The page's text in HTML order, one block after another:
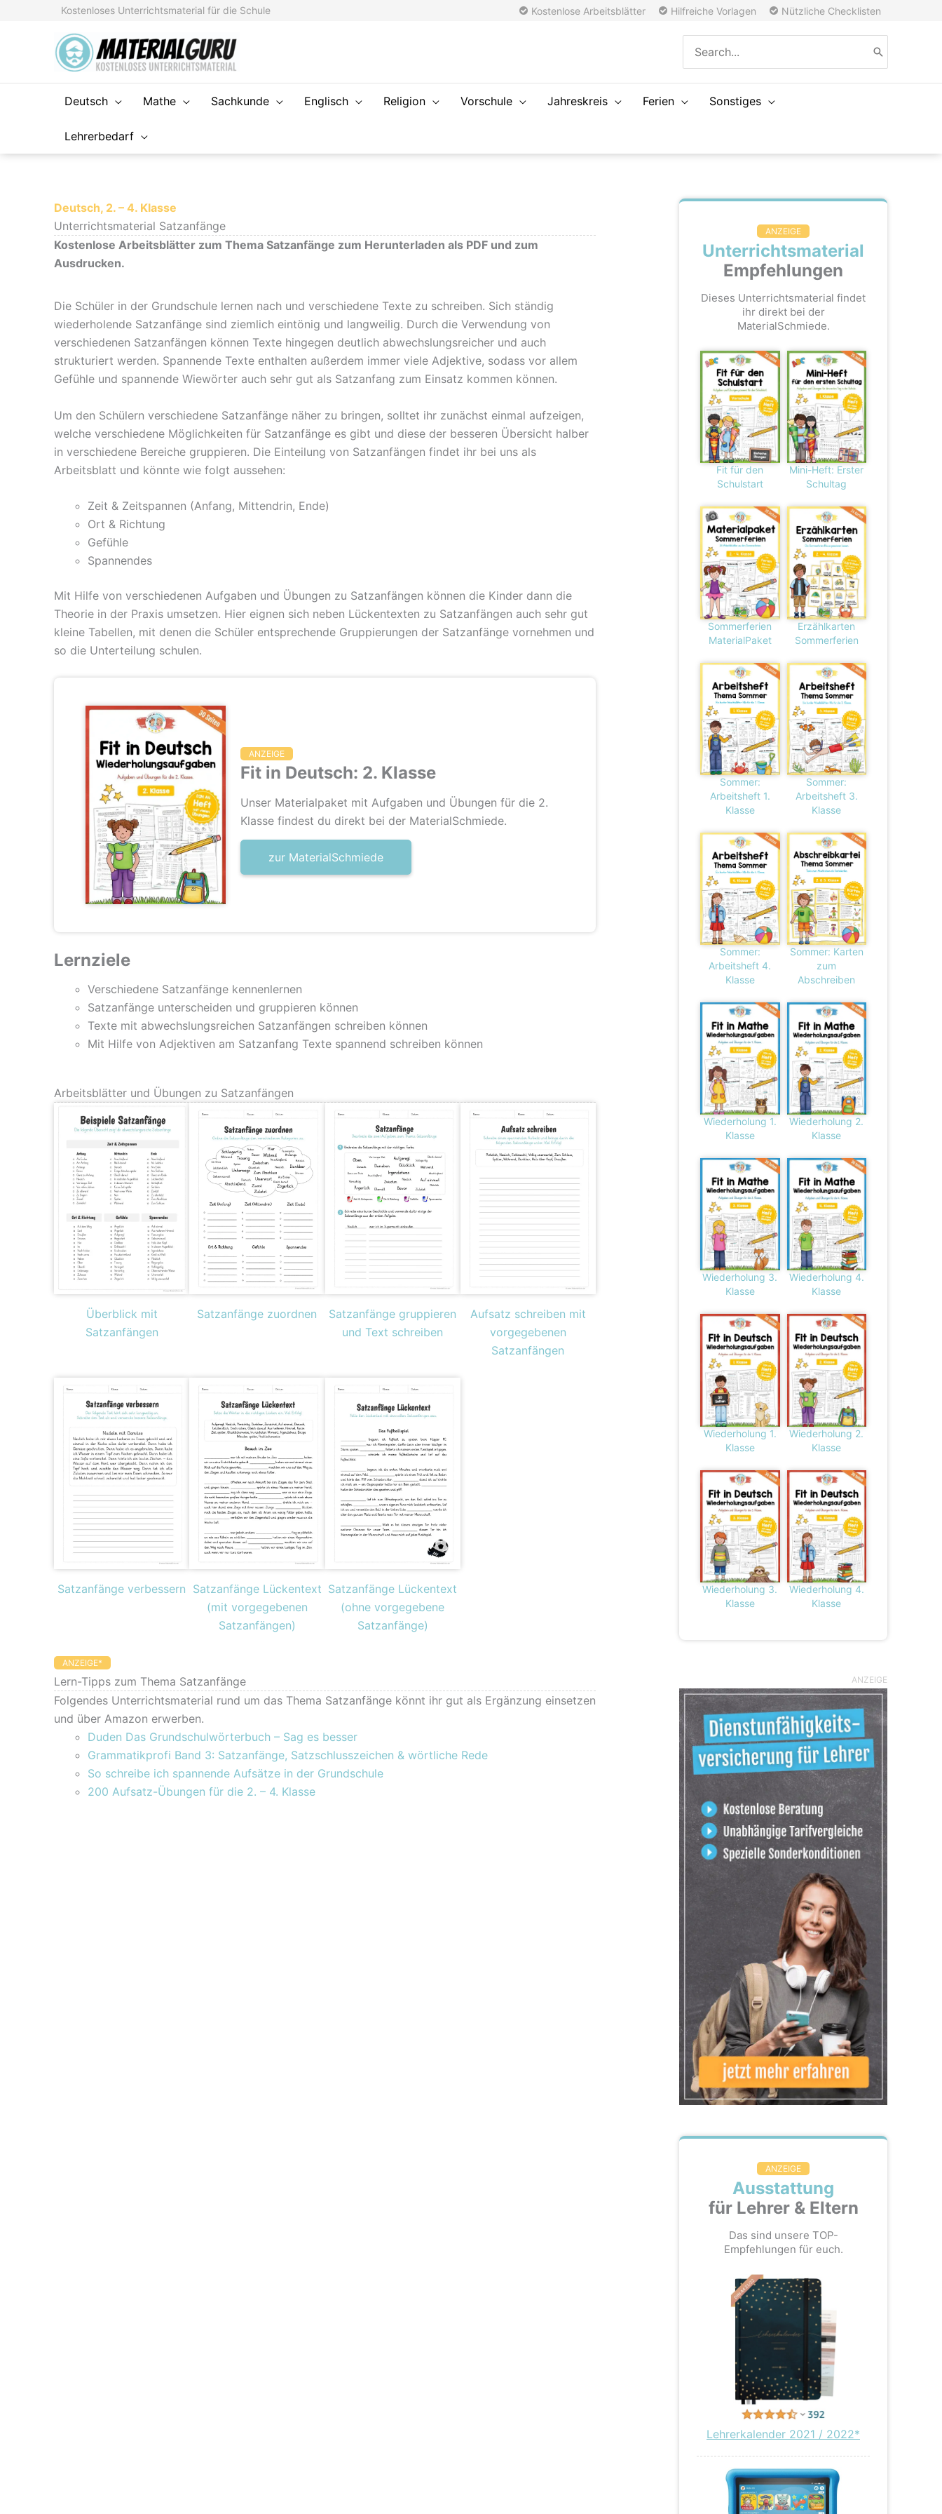
Kostenloses Unterrichtsmaterial für die Schule Kostenlose Arbeitsblätter Hilfreiche Vorlagen Nützliche Checklisten
for:
Deutsch Mathe Sachkunde Englisch Religion Vorschule Jahreskreis Ferien Sonstiges
Lehrerbedarf
Deutsch, 2. – 4. Klasse
Unterrichtsmaterial Satzanfänge
Kostenlose Arbeitsblätter zum Thema Satzanfänge zum Herunterladen als PDF und zum
Ausdrucken.
Die Schüler in der Grundschule lernen nach und verschiedene Texte zu schreiben. Sich ständig
wiederholende Satzanfänge sind ziemlich eintönig und langweilig. Durch die Verwendung von
verschiedenen Satzanfängen können Texte hingegen deutlich abwechslungsreicher und auch
strukturiert werden. Spannende Texte enthalten außerdem immer viele Adjektive, sodass vor allem
Gefühle und spannende Wiewörter auch sehr gut als Satzanfang zum Einsatz kommen können.
Um den Schülern verschiedene Satzanfänge näher zu bringen, solltet ihr zunächst einmal aufzeigen,
welche verschiedene Möglichkeiten für Satzanfänge es gibt und diese der besseren Übersicht halber
in verschiedene Bereiche gruppieren. Die Einteilung von Satzanfängen findet ihr bei uns als
Arbeitsblatt und könnte wie folgt aussehen:
Zeit & Zeitspannen (Anfang, Mittendrin, Ende)
Ort & Richtung
Gefühle
Spannendes
Mit Hilfe von verschiedenen Aufgaben und Übungen zu Satzanfängen können die Kinder dann die
Theorie in der Praxis umsetzen. Hier eignen sich neben Lückentexten zu Satzanfängen auch sehr gut
kleine Tabellen, mit denen die Schüler entsprechende Gruppierungen der Satzanfänge vornehmen und
so die Unterteilung schulen.
ANZEIGE
Fit in Deutsch: 2. Klasse
Unser Materialpaket mit Aufgaben und Übungen für die 2.
Klasse findest du direkt bei der MaterialSchmiede.
zur MaterialSchmiede
Lernziele
Verschiedene Satzanfänge kennenlernen
Satzanfänge unterscheiden und gruppieren können
Texte mit abwechslungsreichen Satzanfängen schreiben können
Mit Hilfe von Adjektiven am Satzanfang Texte spannend schreiben können
Arbeitsblätter und Übungen zu Satzanfängen
Überblick mit
Satzanfängen
Satzanfänge zuordnen
Satzanfänge gruppieren
und Text schreiben
Aufsatz schreiben mit
vorgegebenen
Satzanfängen
Satzanfänge verbessern Satzanfänge Lückentext
(mit vorgegebenen
Satzanfängen)
Satzanfänge Lückentext
(ohne vorgegebene
Satzanfänge)
ANZEIGE*
Lern-Tipps zum Thema Satzanfänge
Folgendes Unterrichtsmaterial rund um das Thema Satzanfänge könnt ihr gut als Ergänzung einsetzen
und über Amazon erwerben.
Duden Das Grundschulwörterbuch – Sag es besser
Grammatikprofi Band 3: Satzanfänge, Satzschlusszeichen & wörtliche Rede
So schreibe ich spannende Aufsätze in der Grundschule
200 Aufsatz-Übungen für die 2. – 4. Klasse
ANZEIGE
Unterrichtsmaterial
Empfehlungen
Dieses Unterrichtsmaterial findet
ihr direkt bei der
MaterialSchmiede.
Fit für den
Schulstart
Mini-Heft: Erster
Schultag
Sommerferien
MaterialPaket
Erzählkarten
Sommerferien
Sommer:
Arbeitsheft 1.
Klasse
Sommer:
Arbeitsheft 3.
Klasse
Sommer:
Arbeitsheft 4.
Klasse
Sommer: Karten
zum
Abschreiben
Wiederholung 1.
Klasse
Wiederholung 2.
Klasse
Wiederholung 3.
Klasse
Wiederholung 4.
Klasse
Wiederholung 1.
Klasse
Wiederholung 2.
Klasse
Wiederholung 3.
Klasse
Wiederholung 4.
Klasse
ANZEIGE
ANZEIGE
Ausstattung
für Lehrer & Eltern
Das sind unsere TOP-
Empfehlungen für euch.
Lehrerkalender 2021 / 2022*